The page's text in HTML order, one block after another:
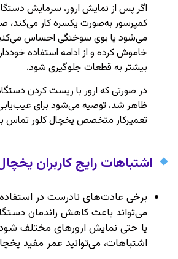
اگر پس از نمایش ارور، سرمایش
کمپرسور به‌صورت یکسره کار می‌کند،
می‌شود یا بوی سوختگی احساس
خاموش کرده و از ادامه استفاده
بیشتر به قطعات جلوگیری شود.
در صورتی که ارور با ریست کردن
ظاهر شد، توصیه می‌شود برای
تعمیرکار متخصص یخچال کلور تماس
اشتباهات رایج کاربران
برخی عادت‌های نادرست در استفاده
می‌تواند باعث کاهش راندمان
یا حتی نمایش ارورهای مختلف شود.
اشتباهات، می‌توانید عمر مفید